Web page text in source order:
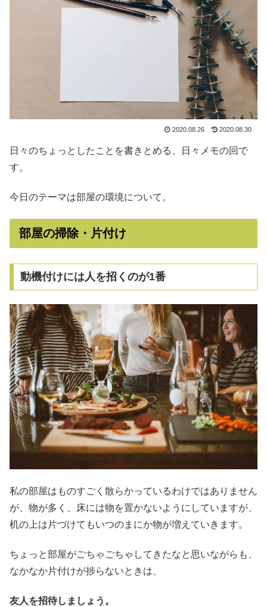
2020.08.26 2020.08.30
日々のちょっとしたことを書きとめる、日々メモの回で
す。
今日のテーマは部屋の環境について。
部屋の掃除・片付け
動機付けには人を招くのが1番
私の部屋はものすごく散らかっているわけではありません
が、物が多く、床には物を置かないようにしていますが、
机の上は片づけてもいつのまにか物が増えていきます。
ちょっと部屋がごちゃごちゃしてきたなと思いながらも、
なかなか片付けが捗らないときは、
友人を招待しましょう。